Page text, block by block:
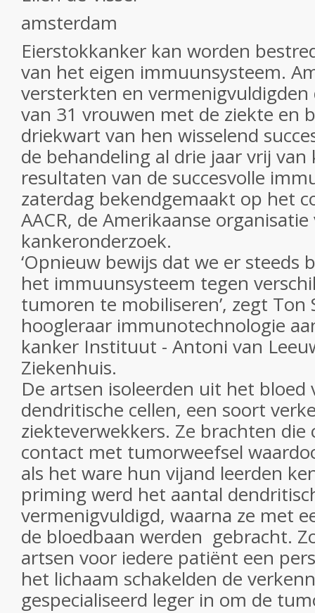
amsterdam
Eierstokkanker kan worden
van het eigen immuunsysteem.
versterkten en vermenigvuldigden
van 31 vrouwen met de ziekte en
driekwart van hen wisselend
de behandeling al drie jaar vrij van
resultaten van de succesvolle
zaterdag bekendgemaakt op het
AACR, de Amerikaanse
kankeronderzoek.
‘Opnieuw bewijs dat we er steeds
het immuunsysteem tegen
tumoren te mobiliseren’, zegt Ton
hoogleraar immunotechnologie
kanker Instituut - Antoni van
Ziekenhuis.
De artsen isoleerden uit het bloed
dendritische cellen, een soort
ziekteverwekkers. Ze brachten
contact met tumorweefsel
als het ware hun vijand leerden
priming werd het aantal
vermenigvuldigd, waarna ze met
de bloedbaan werden gebracht.
artsen voor iedere patiënt een
het lichaam schakelden de
gespecialiseerd leger in om de